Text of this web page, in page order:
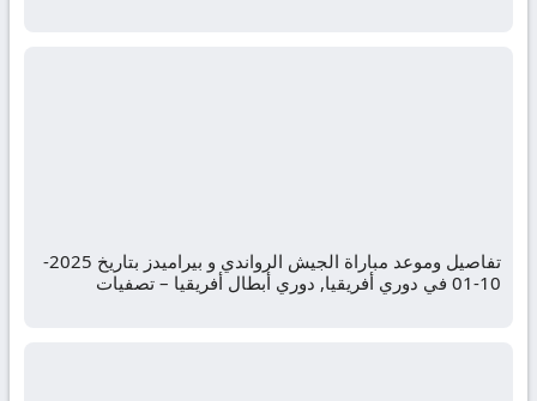
تفاصيل وموعد مباراة الجيش الرواندي و بيراميدز بتاريخ 2025-
10-01 في دوري أفريقيا, دوري أبطال أفريقيا – تصفيات